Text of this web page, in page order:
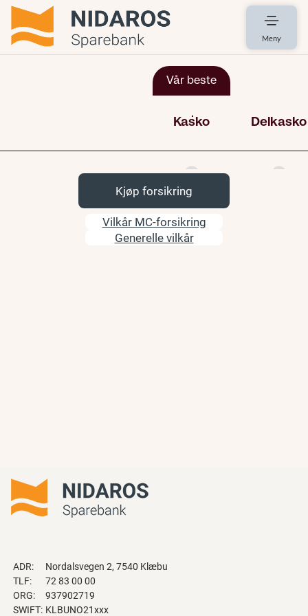
Meny
Kjøp forsikring
Vilkår MC-forsikring
Generelle vilkår
ADR:
Nordalsvegen 2, 7540 Klæbu
TLF:
72 83 00 00
ORG:
937902719
SWIFT: KLBUNO21xxx